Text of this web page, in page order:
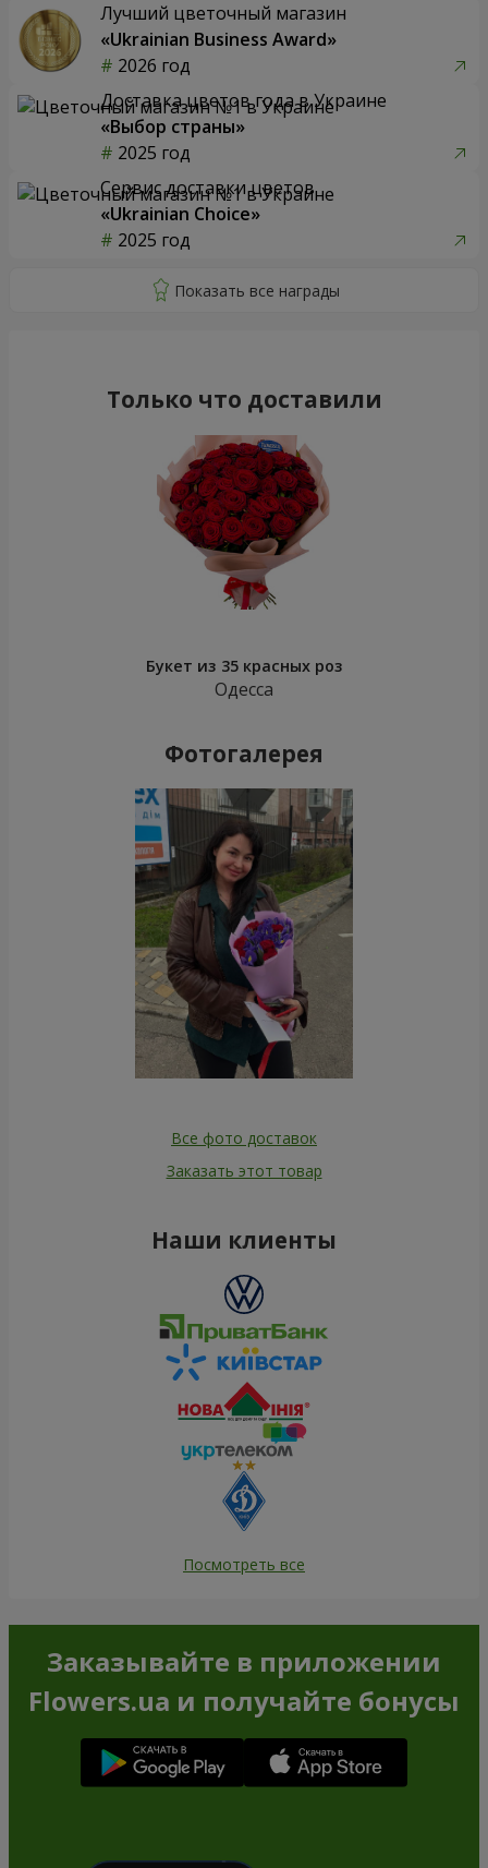
Лучший цветочный магазин
«Ukrainian Business Award»
2026 год
Доставка цветов года в Украине
«Выбор страны»
2025 год
Сервис доставки цветов
«Ukrainian Choice»
2025 год
Только что доставили
Букет из 35 красных роз
Одесса
Фотогалерея
Все фото доставок
Заказать этот товар
Наши клиенты
Посмотреть все
Заказывайте в приложении
Flowers.ua и получайте бонусы